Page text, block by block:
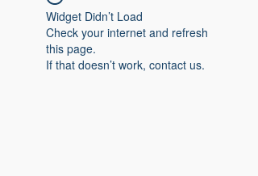
Widget Didn’t Load
Check your internet and refresh
this page.
If that doesn’t work, contact us.